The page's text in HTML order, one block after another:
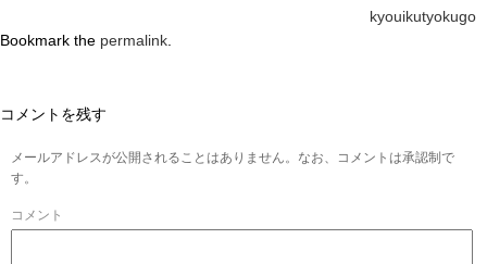
kyouikutyokugo
Bookmark the permalink
コメントを残す
メールアドレスが公開されることはありません。なお、コメントは承認制で
す。
コメント